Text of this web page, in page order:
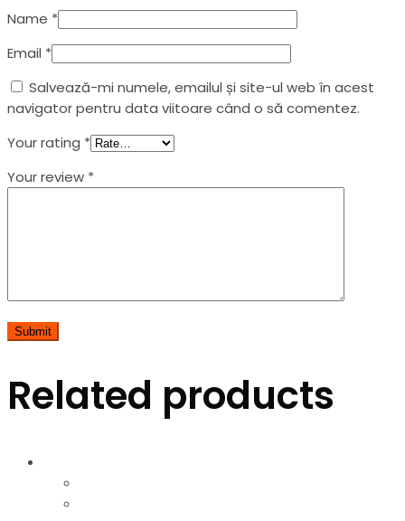
Name *
Email *
Salvează-mi numele, emailul și site-ul web în acest
navigator pentru data viitoare când o să comentez.
Your rating *
Your review *
Related products